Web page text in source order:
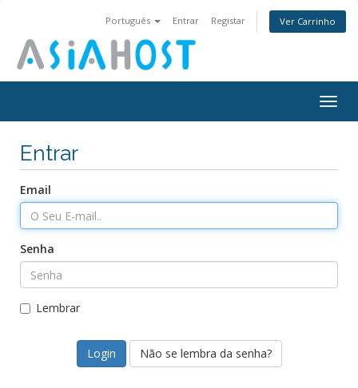
Português Entrar Registar Ver Carrinho
Entrar
Email
Senha
Lembrar
Não se lembra da senha?